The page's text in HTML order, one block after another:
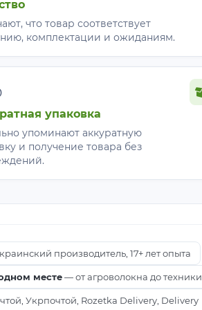
что товар соответствует
комплектации и ожиданиям.
упаковка
упоминают аккуратную
и получение товара без
производитель, 17+ лет опыта
месте— от агроволокна до техники
Укрпочтой, Rozetka Delivery, Delivery